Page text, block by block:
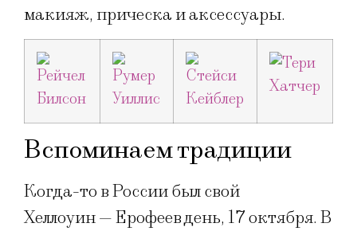
макияж, прическа и аксессуары.
Вспоминаем традиции
Когда-то в России был свой
Хеллоуин — Ерофеев день, 17 октября. В